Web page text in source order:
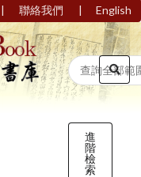
| 聯絡我們 | English
進
階
檢
索